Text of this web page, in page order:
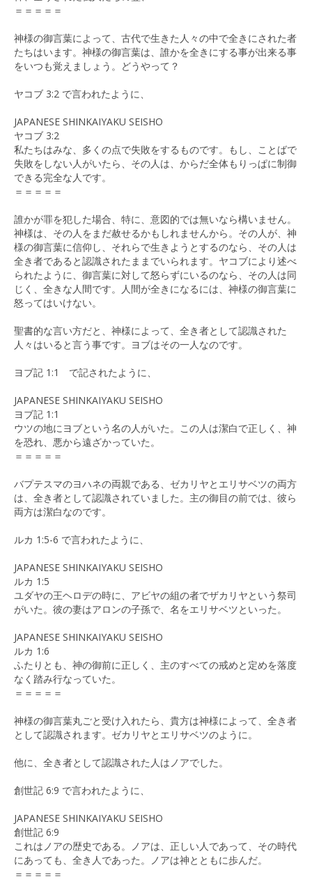
＝＝＝＝＝
神様の御言葉によって、古代で生きた人々の中で全きにされた者
たちはいます。神様の御言葉は、誰かを全きにする事が出来る事
をいつも覚えましょう。どうやって？
ヤコブ 3:2 で言われたように、
JAPANESE SHINKAIYAKU SEISHO
ヤコブ 3:2
私たちはみな、多くの点で失敗をするものです。もし、ことばで
失敗をしない人がいたら、その人は、からだ全体もりっぱに制御
できる完全な人です。
＝＝＝＝＝
誰かが罪を犯した場合、特に、意図的では無いなら構いません。
神様は、その人をまだ赦せるかもしれませんから。その人が、神
様の御言葉に信仰し、それらで生きようとするのなら、その人は
全き者であると認識されたままでいられます。ヤコブにより述べ
られたように、御言葉に対して怒らずにいるのなら、その人は同
じく、全きな人間です。人間が全きになるには、神様の御言葉に
怒ってはいけない。
聖書的な言い方だと、神様によって、全き者として認識された
人々はいると言う事です。ヨブはその一人なのです。
ヨブ記 1:1 で記されたように、
JAPANESE SHINKAIYAKU SEISHO
ヨブ記 1:1
ウツの地にヨブという名の人がいた。この人は潔白で正しく、神
を恐れ、悪から遠ざかっていた。
＝＝＝＝＝
バプテスマのヨハネの両親である、ゼカリヤとエリサベツの両方
は、全き者として認識されていました。主の御目の前では、彼ら
両方は潔白なのです。
ルカ 1:5-6 で言われたように、
JAPANESE SHINKAIYAKU SEISHO
ルカ 1:5
ユダヤの王ヘロデの時に、アビヤの組の者でザカリヤという祭司
がいた。彼の妻はアロンの子孫で、名をエリサベツといった。
JAPANESE SHINKAIYAKU SEISHO
ルカ 1:6
ふたりとも、神の御前に正しく、主のすべての戒めと定めを落度
なく踏み行なっていた。
＝＝＝＝＝
神様の御言葉丸ごと受け入れたら、貴方は神様によって、全き者
として認識されます。ゼカリヤとエリサベツのように。
他に、全き者として認識された人はノアでした。
創世記 6:9 で言われたように、
JAPANESE SHINKAIYAKU SEISHO
創世記 6:9
これはノアの歴史である。ノアは、正しい人であって、その時代
にあっても、全き人であった。ノアは神とともに歩んだ。
＝＝＝＝＝